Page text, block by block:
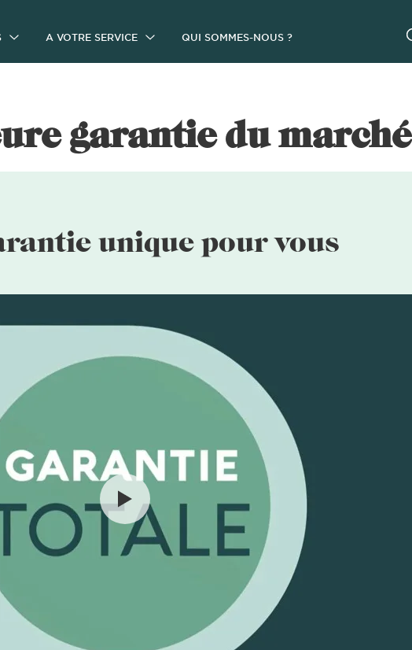
A VOTRE SERVICE QUI SOMMES-NOUS ?
garantie du marché
unique pour vous